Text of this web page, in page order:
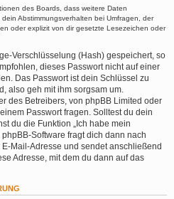
des Boards, dass weitere Daten
Abstimmungsverhalten bei Umfragen, der
oder explizit von dir gesetzte Lesezeichen oder
Verschlüsselung (Hash) gespeichert, so
dieses Passwort nicht auf einer
Das Passwort ist dein Schlüssel zu
also geh mit ihm sorgsam um.
des Betreibers, von phpBB Limited oder
Passwort fragen. Solltest du dein
du die Funktion „Ich habe mein
Software fragt dich dann nach
Mail-Adresse und sendet anschließend
Adresse, mit dem du dann auf das